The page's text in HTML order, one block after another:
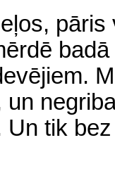
un
Un tik